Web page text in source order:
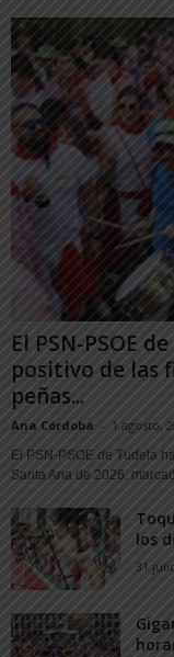
El PSN-PSOE
positivo de las
peñas...
Ana Córdoba - 1 agosto,
El PSN-PSOE de Tudela
Santa Ana de 2026,
los
31